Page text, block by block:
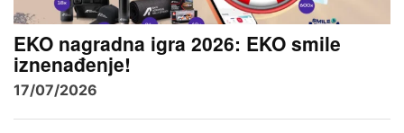
EKO nagradna igra 2026: EKO smile
iznenađenje!
17/07/2026